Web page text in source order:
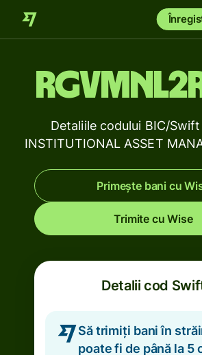
Detaliile codului BIC/Swift
INSTITUTIONAL ASSET
Primește bani cu
Trimite cu Wise
Detalii cod
Să trimiți bani în
poate fi de până la 5